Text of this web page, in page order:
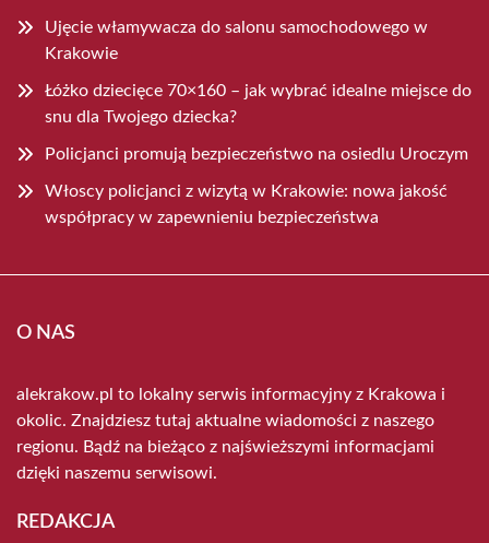
Ujęcie włamywacza do salonu samochodowego w
Krakowie
Łóżko dziecięce 70×160 – jak wybrać idealne miejsce do
snu dla Twojego dziecka?
Policjanci promują bezpieczeństwo na osiedlu Uroczym
Włoscy policjanci z wizytą w Krakowie: nowa jakość
współpracy w zapewnieniu bezpieczeństwa
O NAS
alekrakow.pl to lokalny serwis informacyjny z Krakowa i
okolic. Znajdziesz tutaj aktualne wiadomości z naszego
regionu. Bądź na bieżąco z najświeższymi informacjami
dzięki naszemu serwisowi.
REDAKCJA